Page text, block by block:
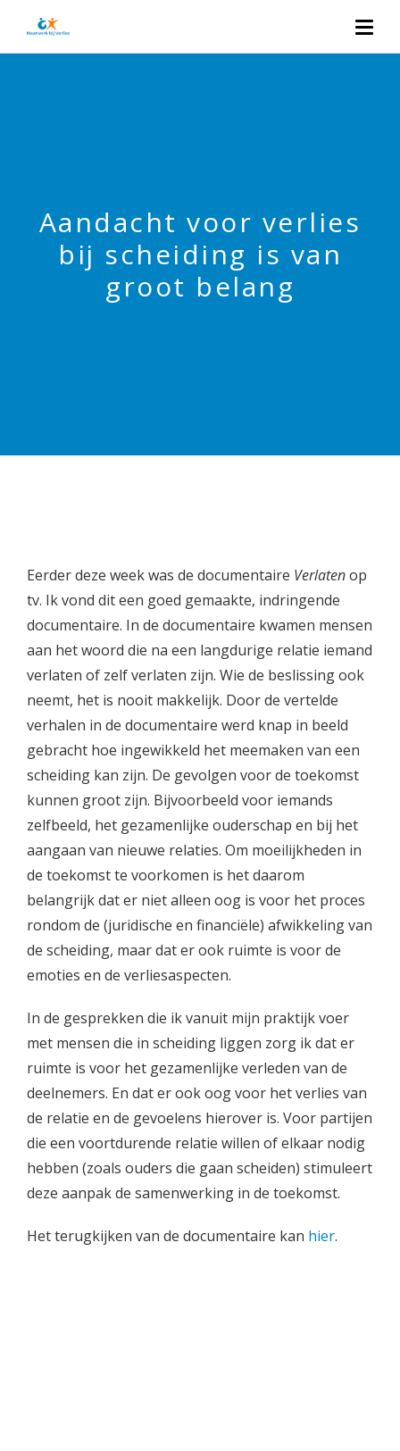
Aandacht voor verlies
bij scheiding is van
groot belang
Eerder deze week was de documentaire Verlatenop
tv. Ik vond dit een goed gemaakte, indringende
documentaire. In de documentaire kwamen mensen
aan het woord die na een langdurige relatie iemand
verlaten of zelf verlaten zijn. Wie de beslissing ook
neemt, het is nooit makkelijk. Door de vertelde
verhalen in de documentaire werd knap in beeld
gebracht hoe ingewikkeld het meemaken van een
scheiding kan zijn. De gevolgen voor de toekomst
kunnen groot zijn. Bijvoorbeeld voor iemands
zelfbeeld, het gezamenlijke ouderschap en bij het
aangaan van nieuwe relaties. Om moeilijkheden in
de toekomst te voorkomen is het daarom
belangrijk dat er niet alleen oog is voor het proces
rondom de (juridische en financiële) afwikkeling van
de scheiding, maar dat er ook ruimte is voor de
emoties en de verliesaspecten.
In de gesprekken die ik vanuit mijn praktijk voer
met mensen die in scheiding liggen zorg ik dat er
ruimte is voor het gezamenlijke verleden van de
deelnemers. En dat er ook oog voor het verlies van
de relatie en de gevoelens hierover is. Voor partijen
die een voortdurende relatie willen of elkaar nodig
hebben (zoals ouders die gaan scheiden) stimuleert
deze aanpak de samenwerking in de toekomst.
Het terugkijken van de documentaire kan hier.